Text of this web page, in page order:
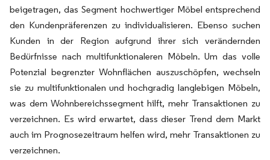
beigetragen, das Segment hochwertiger Möbel entsprechend
den Kundenpräferenzen zu individualisieren. Ebenso suchen
Kunden in der Region aufgrund ihrer sich verändernden
Bedürfnisse nach multifunktionaleren Möbeln. Um das volle
Potenzial begrenzter Wohnflächen auszuschöpfen, wechseln
sie zu multifunktionalen und hochgradig langlebigen Möbeln,
was dem Wohnbereichssegment hilft, mehr Transaktionen zu
verzeichnen. Es wird erwartet, dass dieser Trend dem Markt
auch im Prognosezeitraum helfen wird, mehr Transaktionen zu
verzeichnen.